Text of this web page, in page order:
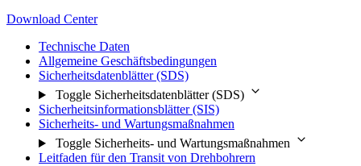
Download Center
Technische Daten
Allgemeine Geschäftsbedingungen
Sicherheitsdatenblätter (SDS)
Toggle Sicherheitsdatenblätter (SDS)
Sicherheitsinformationsblätter (SIS)
Sicherheits- und Wartungsmaßnahmen
Toggle Sicherheits- und Wartungsmaßnahmen
Leitfaden für den Transit von Drehbohrern